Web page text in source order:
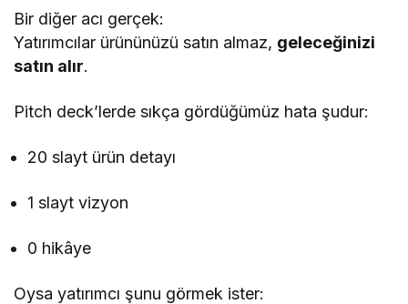
Bir diğer acı gerçek:
Yatırımcılar ürününüzü satın almaz, geleceğinizi
satın alır.
Pitch deck’lerde sıkça gördüğümüz hata şudur:
20 slayt ürün detayı
1 slayt vizyon
0 hikâye
Oysa yatırımcı şunu görmek ister: